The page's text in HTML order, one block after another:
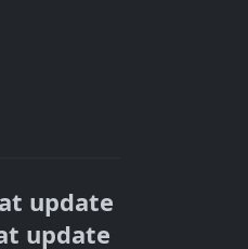
update
update